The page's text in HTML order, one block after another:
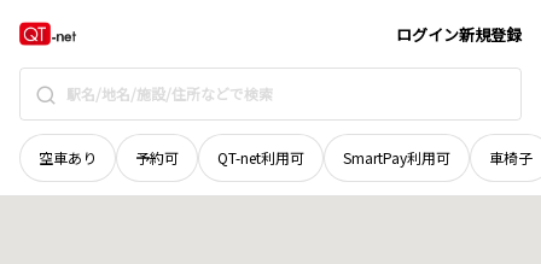
ログイン新規登録
空車あり 予約可 QT-net利用可 SmartPay利用可 車椅子
徳島県